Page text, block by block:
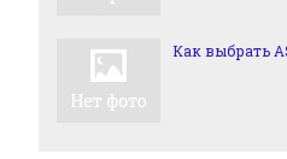
Как выбрать